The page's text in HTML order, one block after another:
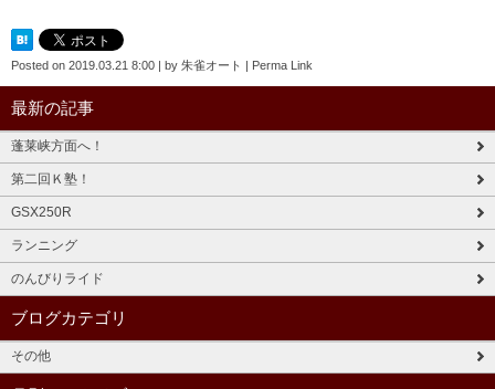
Posted on 2019.03.21 8:00 by 朱雀オート Perma Link
最新の記事
蓬莱峡方面へ！
第二回Ｋ塾！
GSX250R
ランニング
のんびりライド
ブログカテゴリ
その他